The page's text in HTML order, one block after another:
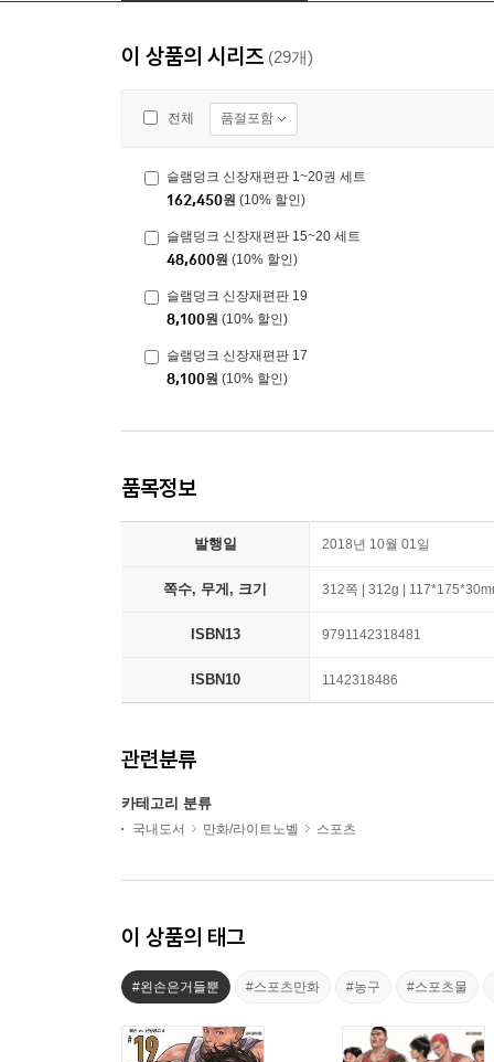
이 상품의 시리즈 (29개)
전체 품절포함
슬램덩크 신장재편판 1~20권 세트
162,450원 (10% 할인)
슬램덩크 신장재편판 15~20 세트
48,600원 (10% 할인)
슬램덩크 신장재편판 19
8,100원 (10% 할인)
슬램덩크 신장재편판 17
8,100원 (10% 할인)
품목정보
발행일 2018년 10월 01일
쪽수, 무게, 크기 312쪽 | 312g |
ISBN13 9791142318481
ISBN10 1142318486
관련분류
카테고리 분류
국내도서 만화/라이트노벨 스포츠
이 상품의 태그
#왼손은거들뿐 #스포츠만화 #농구 #스포츠물